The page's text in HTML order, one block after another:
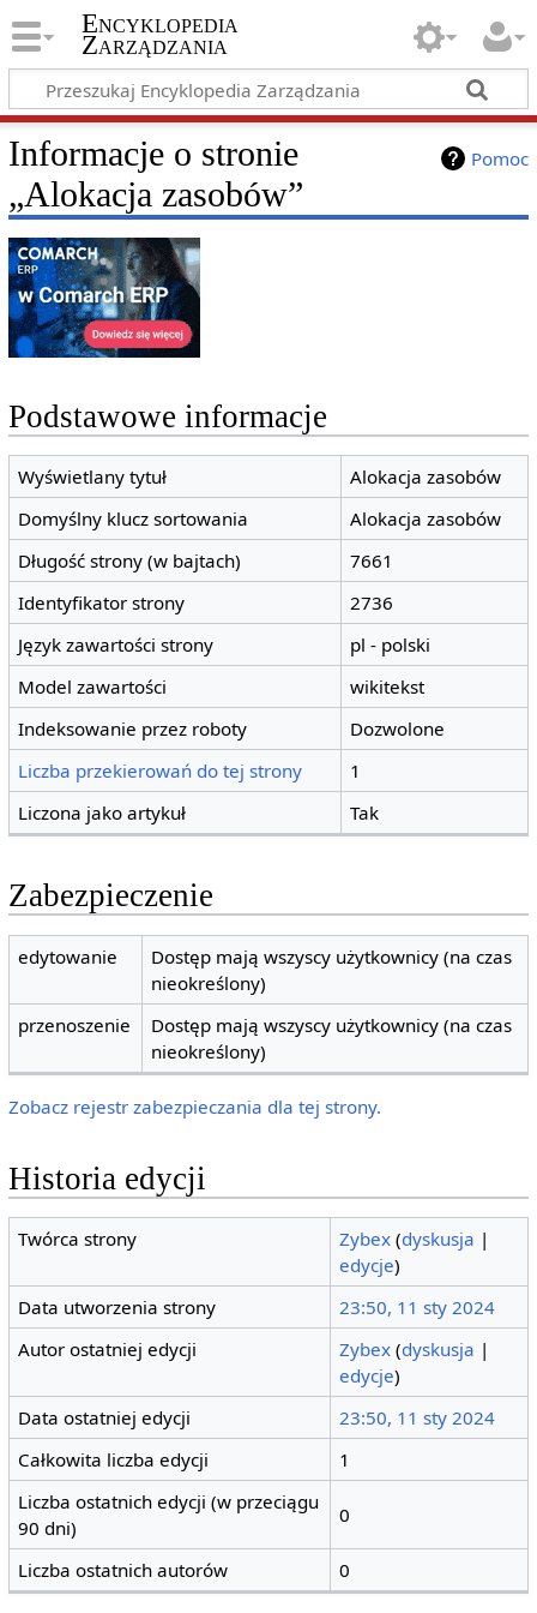
Encyklopedia
Zarządzania
Pomoc
Informacje o stronie
„Alokacja zasobów”
Podstawowe informacje
Wyświetlany tytuł
Alokacja zasobów
Domyślny klucz sortowania
Alokacja zasobów
Długość strony (w bajtach)
7661
Identyfikator strony
2736
Język zawartości strony
pl - polski
Model zawartości
wikitekst
Indeksowanie przez roboty
Dozwolone
Liczba przekierowań do tej strony
1
Liczona jako artykuł
Tak
Zabezpieczenie
edytowanie
Dostęp mają wszyscy użytkownicy (na czas
nieokreślony)
przenoszenie
Dostęp mają wszyscy użytkownicy (na czas
nieokreślony)
Zobacz rejestr zabezpieczania dla tej strony.
Historia edycji
Twórca strony Zybex (dyskusja |
edycje)
Data utworzenia strony
23:50, 11 sty 2024
Autor ostatniej edycji
Zybex (dyskusja |
edycje)
Data ostatniej edycji
23:50, 11 sty 2024
Całkowita liczba edycji
1
Liczba ostatnich edycji (w przeciągu
90 dni)
0
Liczba ostatnich autorów 0